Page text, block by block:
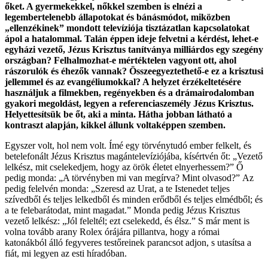
őket. A gyermekekkel, nőkkel szemben is elnézi a
legembertelenebb állapotokat és bánásmódot, miközben
„ellenzékinek” mondott televíziója tisztázatlan kapcsolatokat
ápol a hatalommal. Talán éppen ideje felvetni a kérdést, lehet-e
egyházi vezető, Jézus Krisztus tanítványa milliárdos egy szegény
országban? Felhalmozhat-e mértéktelen vagyont ott, ahol
rászorulók és éhezők vannak? Összeegyeztethető-e ez a krisztusi
jellemmel és az evangéliumokkal? A helyzet érzékeltetésére
használjuk a filmekben, regényekben és a drámairodalomban
gyakori megoldást, legyen a referenciaszemély Jézus Krisztus.
Helyettesítsük be őt, aki a minta. Hátha jobban látható a
kontraszt alapján, kikkel állunk voltaképpen szemben.
Egyszer volt, hol nem volt. Ímé egy törvénytudó ember felkelt, és
betelefonált Jézus Krisztus magántelevíziójába, kísértvén őt: „Vezető
lelkész, mit cselekedjem, hogy az örök életet elnyerhessem?” Ő
pedig monda: „A törvényben mi van megírva? Mint olvasod?” Az
pedig felelvén monda: „Szeresd az Urat, a te Istenedet teljes
szívedből és teljes lelkedből és minden erődből és teljes elmédből; és
a te felebarátodat, mint magadat.” Monda pedig Jézus Krisztus
vezető lelkész: „Jól feleltél; ezt cselekedd, és élsz.” S már ment is
volna tovább arany Rolex órájára pillantva, hogy a római
katonákból álló fegyveres testőreinek parancsot adjon, s utasítsa a
fiát, mi legyen az esti híradóban.